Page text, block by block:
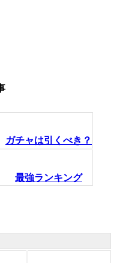
ガチャは引くべき？
最強ランキング